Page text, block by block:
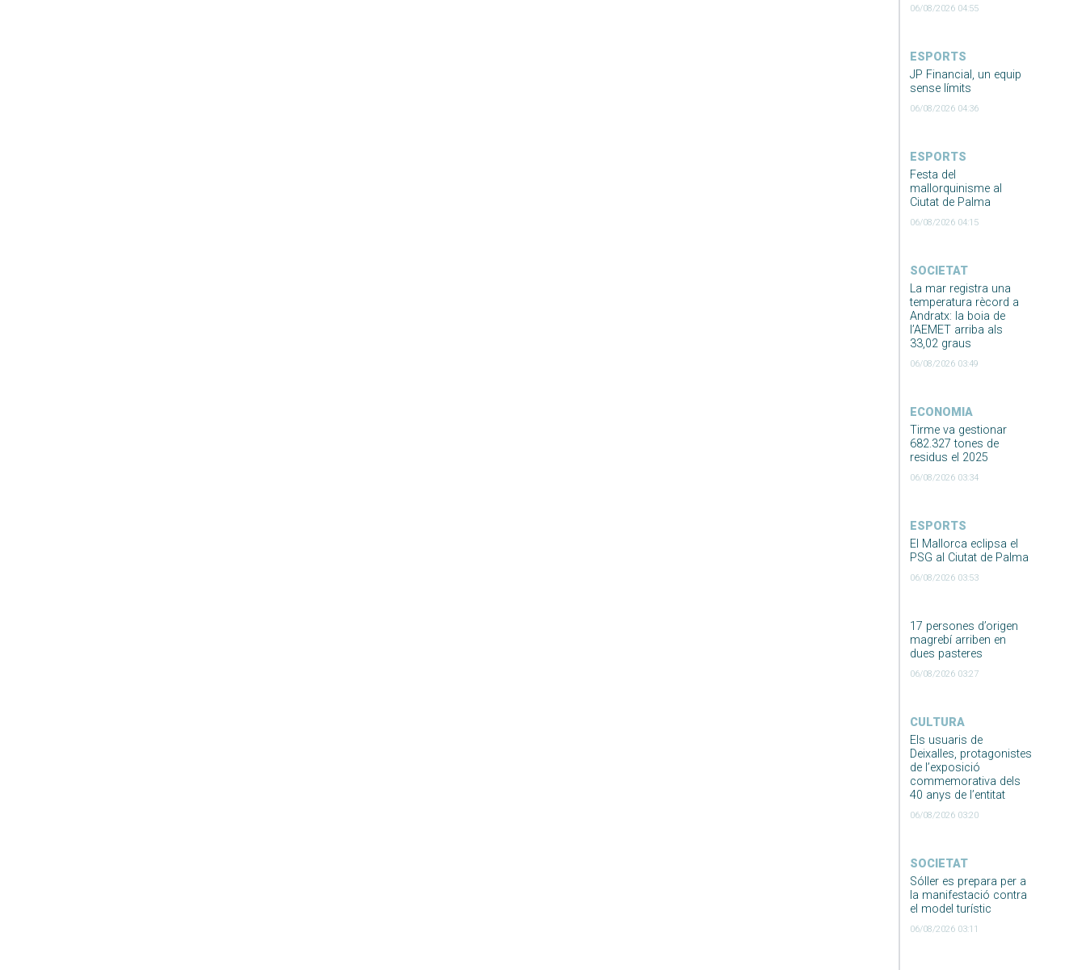
06/08/2026 04:55
ESPORTS
JP Financial, un equip
sense límits
06/08/2026 04:36
ESPORTS
Festa del
mallorquinisme al
Ciutat de Palma
06/08/2026 04:15
SOCIETAT
La mar registra una
temperatura rècord a
Andratx: la boia de
l’AEMET arriba als
33,02 graus
06/08/2026 03:49
ECONOMIA
Tirme va gestionar
682.327 tones de
residus el 2025
06/08/2026 03:34
ESPORTS
El Mallorca eclipsa el
PSG al Ciutat de Palma
06/08/2026 03:53
17 persones d’origen
magrebí arriben en
dues pasteres
06/08/2026 03:27
CULTURA
Els usuaris de
Deixalles, protagonistes
de l’exposició
commemorativa dels
40 anys de l’entitat
06/08/2026 03:20
SOCIETAT
Sóller es prepara per a
la manifestació contra
el model turístic
06/08/2026 03:11